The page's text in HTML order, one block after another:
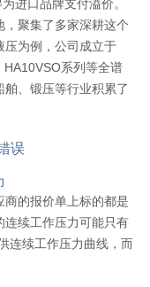
进口品牌支付溢价。
聚集了多家深耕这个
压为例，公司成立于
系列等全谱
、锻压等行业积累了
误
的报价单上标的都是
连续工作压力可能只有
连续工作压力曲线，而